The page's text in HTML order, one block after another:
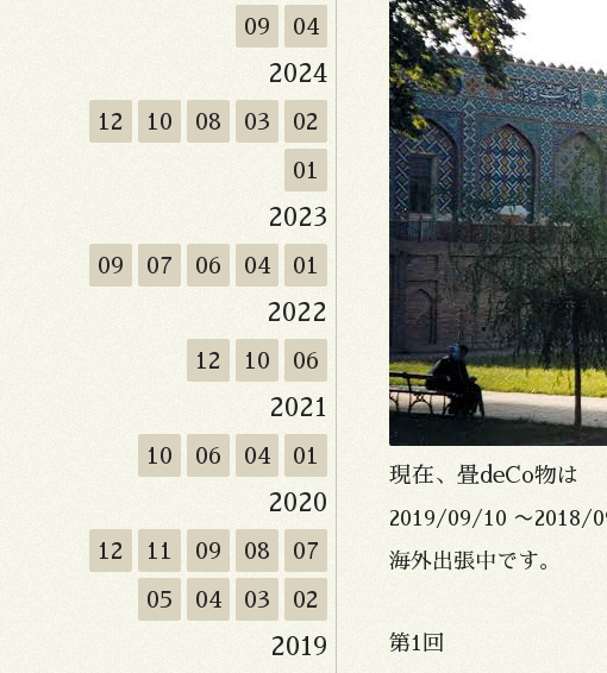
09 04
2024
12 10 08 03 02
01
2023
09 07 06 04 01
2022
12 10 06
2021
10 06 04 01
2020
12 11 09 08 07
05 04 03 02
2019
現在、畳deCo物は
2019/09/10 〜2018/
海外出張中です。
第1回